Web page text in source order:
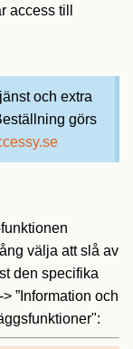
access till
och extra
görs
välja att slå av
den specifika
”Information och